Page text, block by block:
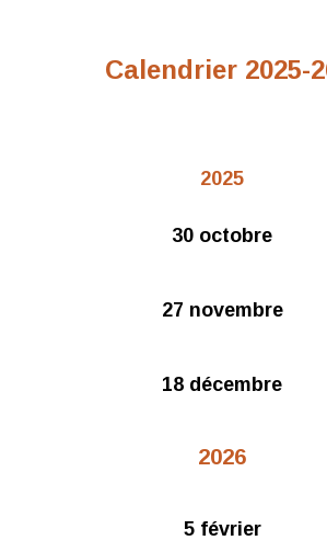
Calendrier 2025-
2025
30 octobre
27 novembre
18 décembre
2026
5 février​